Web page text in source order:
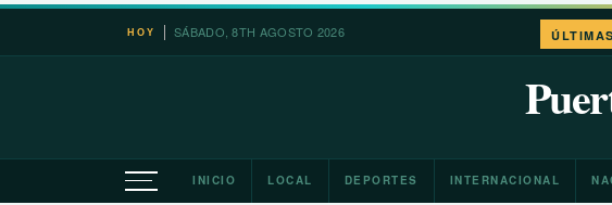
Saltar
HOY SÁBADO, 8TH AGOSTO 2026 León XIV
INICIO LOCAL DEPORTES INTERNACIONAL